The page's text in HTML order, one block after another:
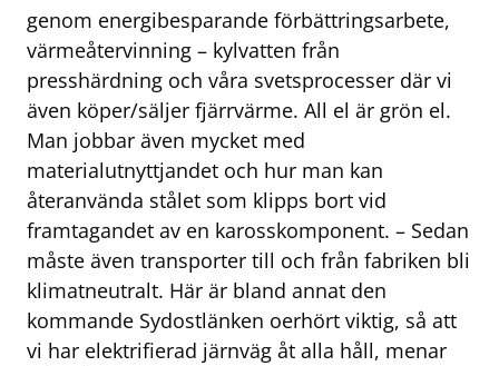
genom energibesparande förbättringsarbete,
värmeåtervinning – kylvatten från
presshärdning och våra svetsprocesser där vi
även köper/säljer fjärrvärme. All el är grön el.
Man jobbar även mycket med
materialutnyttjandet och hur man kan
återanvända stålet som klipps bort vid
framtagandet av en karosskomponent. – Sedan
måste även transporter till och från fabriken bli
klimatneutralt. Här är bland annat den
kommande Sydostlänken oerhört viktig, så att
vi har elektrifierad järnväg åt alla håll, menar